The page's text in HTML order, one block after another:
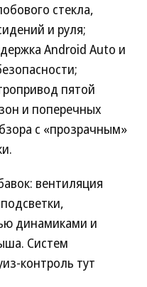
стекла,
и руля;
Android Auto и
пятой
и поперечных
с «прозрачным»
вентиляция
динамиками и
Систем
контроль тут